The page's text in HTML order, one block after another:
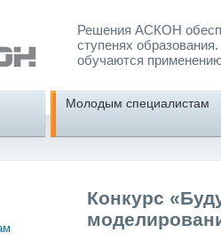
Решения АСКОН
ступенях
обучаются
Молодым специалистам
Конкурс